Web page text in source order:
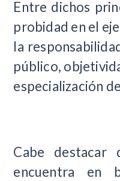
Entre dichos
probidad en el
la
público,
especialización
Cabe destacar
encuentra en